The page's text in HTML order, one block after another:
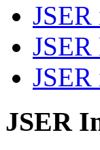
JSER
JSER